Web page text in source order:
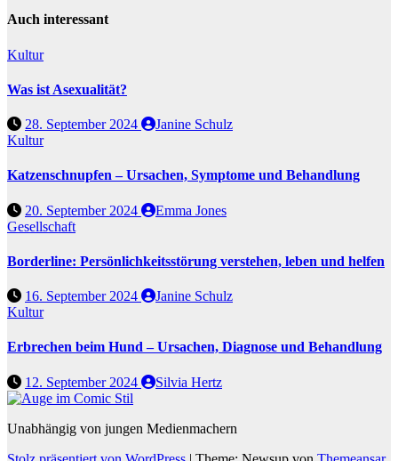
Auch interessant
Kultur
Was ist Asexualität?
28. September 2024
Janine Schulz
Kultur
Katzenschnupfen – Ursachen, Symptome und Behandlung
20. September 2024
Emma Jones
Gesellschaft
Borderline: Persönlichkeitsstörung verstehen, leben und helfen
16. September 2024
Janine Schulz
Kultur
Erbrechen beim Hund – Ursachen, Diagnose und Behandlung
12. September 2024 Silvia Hertz
Unabhängig von jungen Medienmachern